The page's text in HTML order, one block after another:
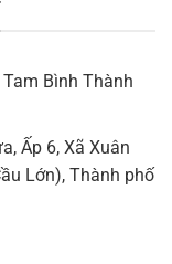
Bình Thành
Ấp 6, Xã Xuân
Lớn), Thành phố